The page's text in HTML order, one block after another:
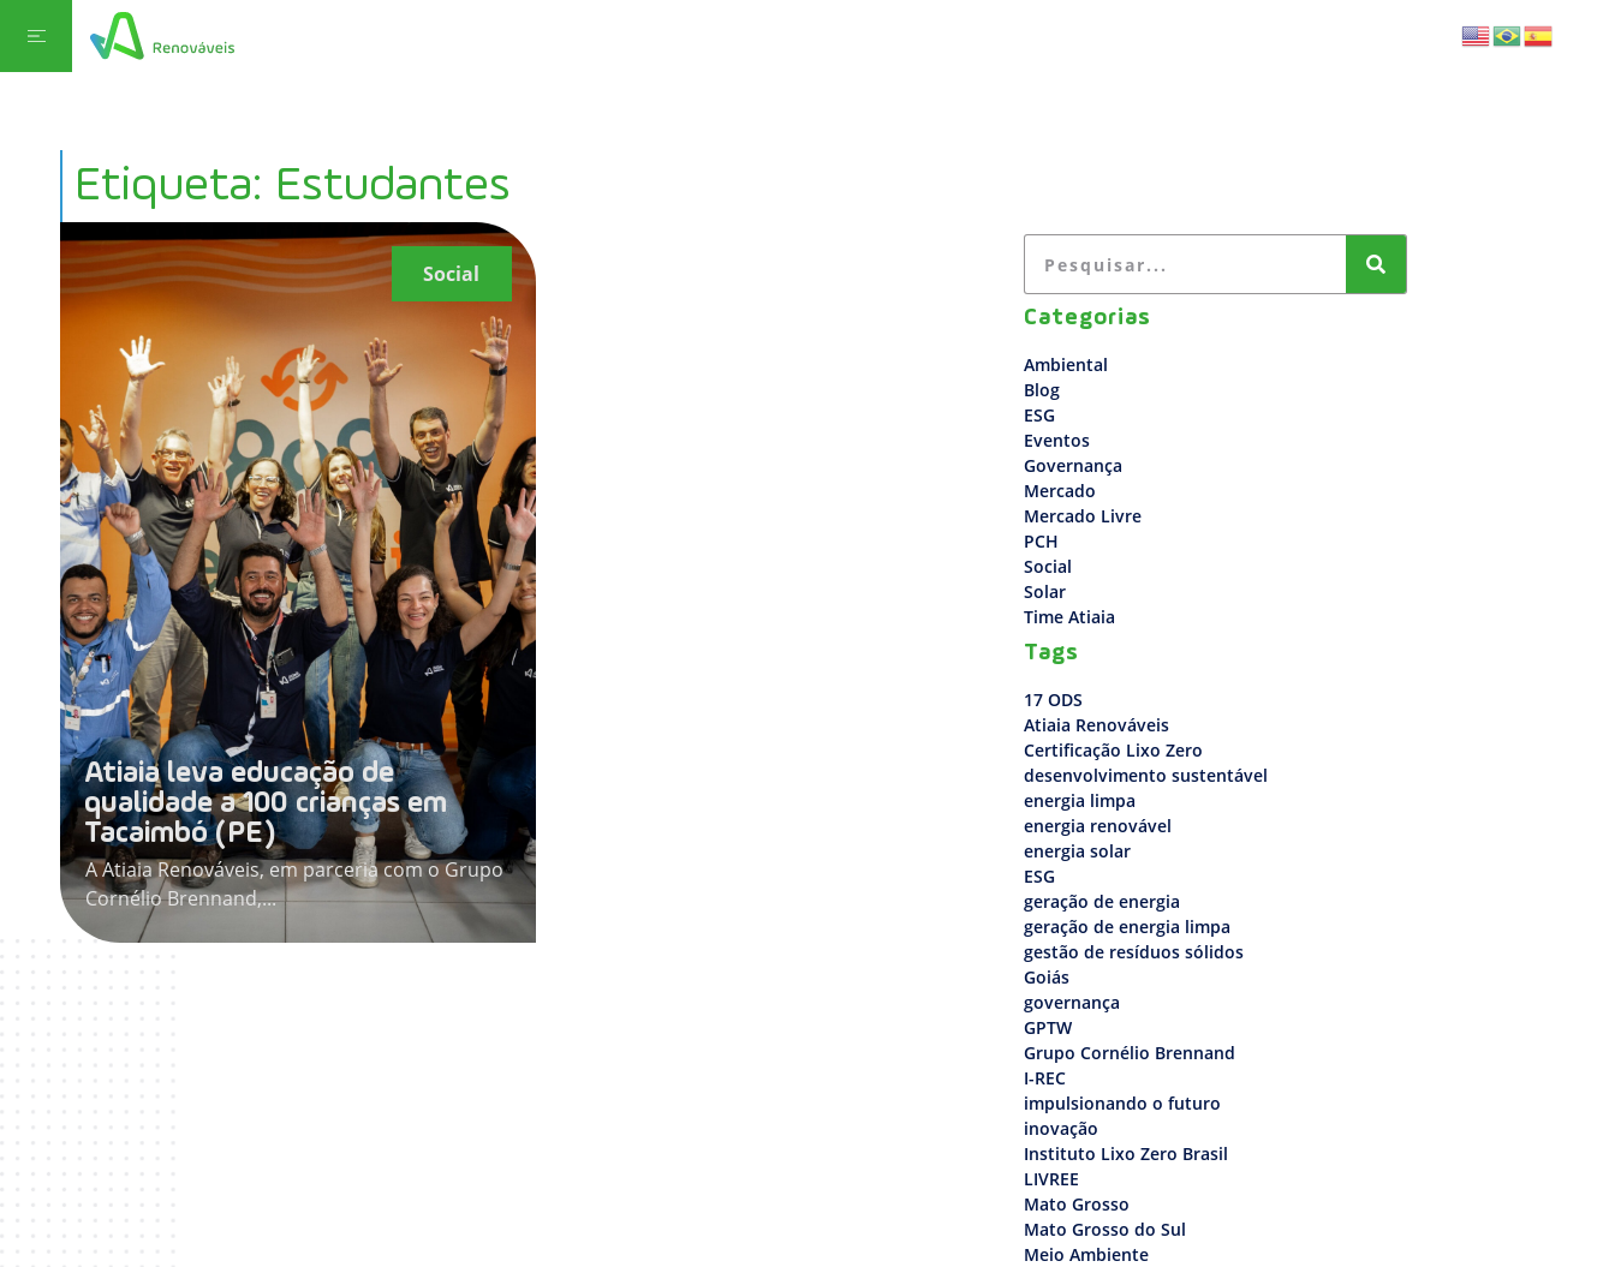
Etiqueta: Estudantes
Social
Atiaia leva educação de
qualidade a 100 crianças em
Tacaimbó (PE)
A Atiaia Renováveis, em parceria com o Grupo
Cornélio Brennand,...
Categorias
Ambiental
Blog
ESG
Eventos
Governança
Mercado
Mercado Livre
PCH
Social
Solar
Time Atiaia
Tags
17 ODS
Atiaia Renováveis
Certificação Lixo Zero
desenvolvimento sustentável
energia limpa
energia renovável
energia solar
ESG
geração de energia
geração de energia limpa
gestão de resíduos sólidos
Goiás
governança
GPTW
Grupo Cornélio Brennand
I-REC
impulsionando o futuro
inovação
Instituto Lixo Zero Brasil
LIVREE
Mato Grosso
Mato Grosso do Sul
Meio Ambiente